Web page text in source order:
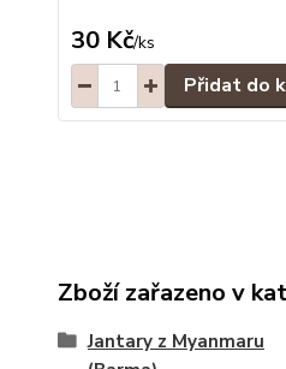
30 Kč/ks
Přidat do
Zboží zařazeno v
Jantary z Myanmaru